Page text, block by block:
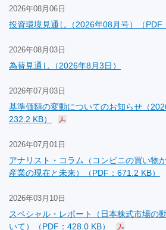
2026年08月06日
投資環境見通し（2026年08月号）（PDF
2026年08月03日
為替見通し（2026年8月3日）
2026年07月03日
基準価額の変動についてのお知らせ（
232.2 KB）
2026年07月01日
アナリスト・コラム（コンビニの買い物
産業の現在と未来）（PDF：671.2 KB）
2026年03月10日
スペシャル・レポート（日本株式市場の
いて）（PDF：428.0 KB）